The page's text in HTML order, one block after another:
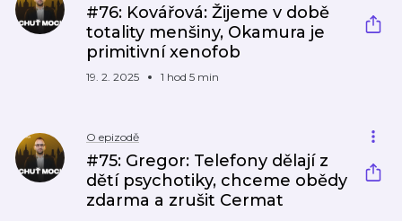
#76: Kovářová: Žijeme v době
totality menšiny, Okamura je
primitivní xenofob
19. 2. 2025 1 hod 5 min
O epizodě
#75: Gregor: Telefony dělají z
dětí psychotiky, chceme obědy
zdarma a zrušit Cermat